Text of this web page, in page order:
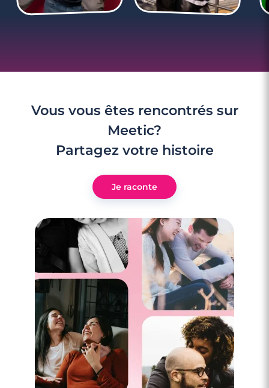
Vous vous êtes rencontrés sur
Meetic?
Partagez votre histoire
Je raconte